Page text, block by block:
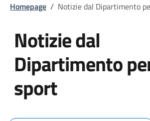
Homepage / Notizie dal Dipartimento
Notizie dal
Dipartimento
sport